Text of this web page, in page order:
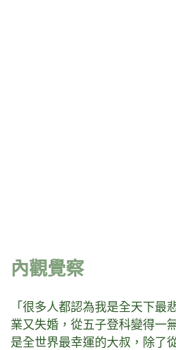
內觀覺察
「很多人都認為我是全天下最
業又失婚，從五子登科變得一
是全世界最幸運的大叔，除了